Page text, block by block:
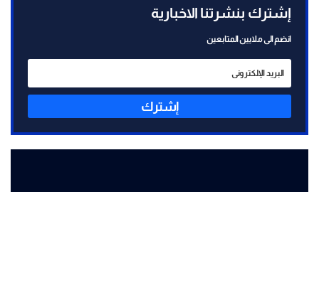
إشترك بنشرتنا الاخبارية
انضم الى ملايين المتابعين
إشترك